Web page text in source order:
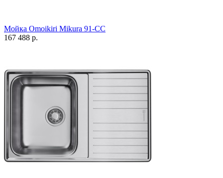
Мойка Omoikiri Mikura 91-CC
167 488 р.